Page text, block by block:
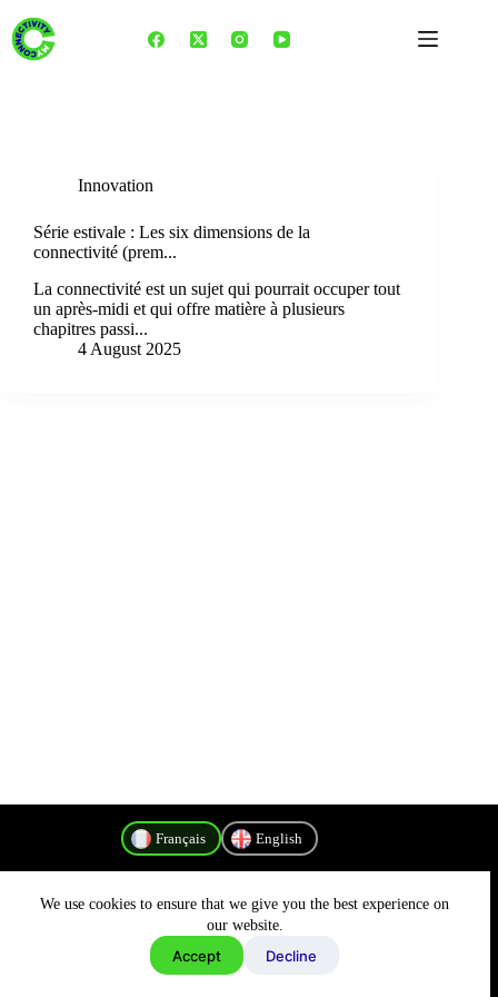
content
We use cookies to ensure that we give you the best experience on
our website.
Accept Decline
Innovation
Série estivale : Les six dimensions de la
connectivité (prem...
La connectivité est un sujet qui pourrait occuper tout
un après-midi et qui offre matière à plusieurs
chapitres passi...
4 August 2025
Français English
Politique de confidentialité
Copyright © 2026 - MyConnectivity